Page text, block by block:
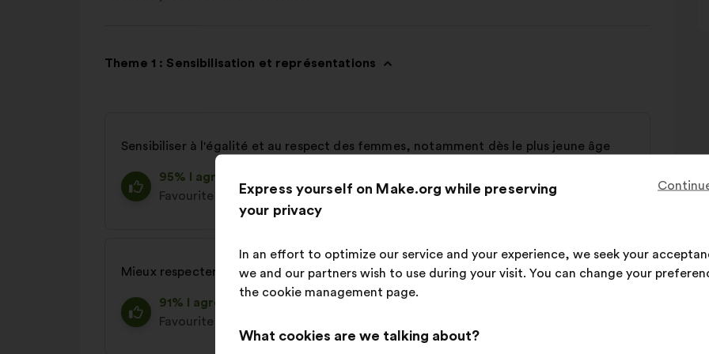
Theme 1 : Sensibilisation et représentations
Sensibiliser à l'égalité et au respect des femmes, notamment dès le plus jeune âge
95% I agree
Favourite
34% Realistic 27%
Mieux respecter la liberté de choix des femmes
91% I agree
Favourite
Express yourself on Make.org while preserving
your privacy
In an effort to optimize our service and your experience, we seek your
we and our partners wish to use during your visit. You can change your
the cookie management page.
What cookies are we talking about?